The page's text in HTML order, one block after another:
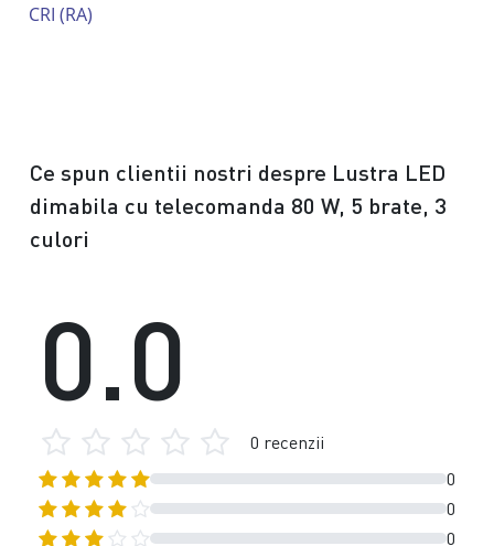
CRI (RA)
Ce spun clientii nostri despre Lustra LED
dimabila cu telecomanda 80 W, 5 brate, 3
culori
0
0
0
0.0
0 recenzii